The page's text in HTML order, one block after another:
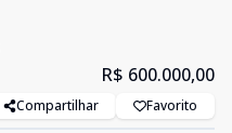
R$ 600.000,00
Compartilhar Favorito